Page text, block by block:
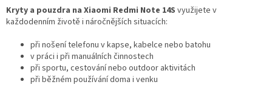
Kryty a pouzdra na Xiaomi Redmi Note 14S využijete v
každodenním životě i náročnějších situacích:
při nošení telefonu v kapse, kabelce nebo batohu
v práci i při manuálních činnostech
při sportu, cestování nebo outdoor aktivitách
při běžném používání doma i venku